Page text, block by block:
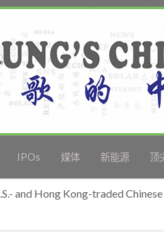
IPOs 媒体 新能源 顶
and Hong Kong-traded